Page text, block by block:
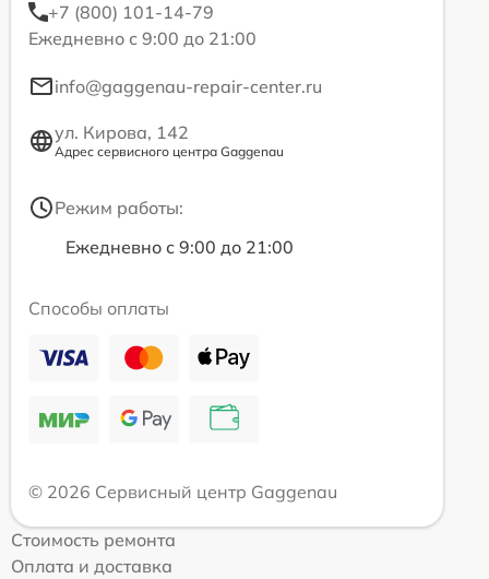
+7 (800) 101-14-79
Ежедневно с 9:00 до 21:00
info@gaggenau-repair-center.ru
ул. Кирова, 142
Адрес сервисного центра Gaggenau
Режим работы:
Ежедневно с 9:00 до 21:00
Способы оплаты
© 2026 Сервисный центр Gaggenau
Стоимость ремонта
Оплата и доставка